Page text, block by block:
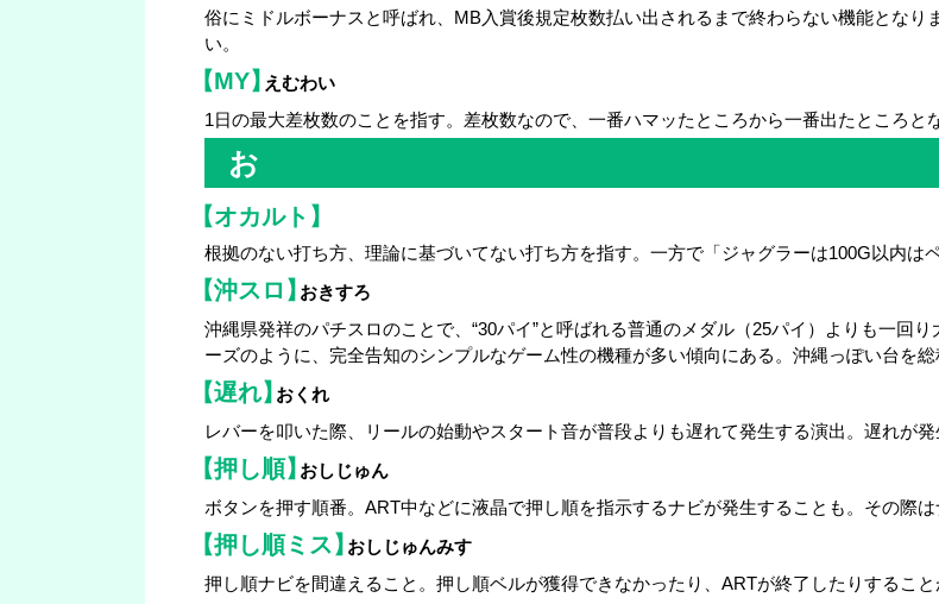
俗にミドルボーナスと呼ばれ、MB入賞後規定枚数払い出されるまで終わらない機能となり
い。
【MY】えむわい
1日の最大差枚数のことを指す。差枚数なので、一番ハマッたところから一番出たところと
お
【オカルト】
根拠のない打ち方、理論に基づいてない打ち方を指す。一方で「ジャグラーは100G以内は
【沖スロ】おきすろ
沖縄県発祥のパチスロのことで、“30パイ”と呼ばれる普通のメダル（25パイ）よりも一回
ーズのように、完全告知のシンプルなゲーム性の機種が多い傾向にある。沖縄っぽい台を総
【遅れ】おくれ
レバーを叩いた際、リールの始動やスタート音が普段よりも遅れて発生する演出。遅れが
【押し順】おしじゅん
ボタンを押す順番。ART中などに液晶で押し順を指示するナビが発生することも。その際は
【押し順ミス】おしじゅんみす
押し順ナビを間違えること。押し順ベルが獲得できなかったり、ARTが終了したりすること